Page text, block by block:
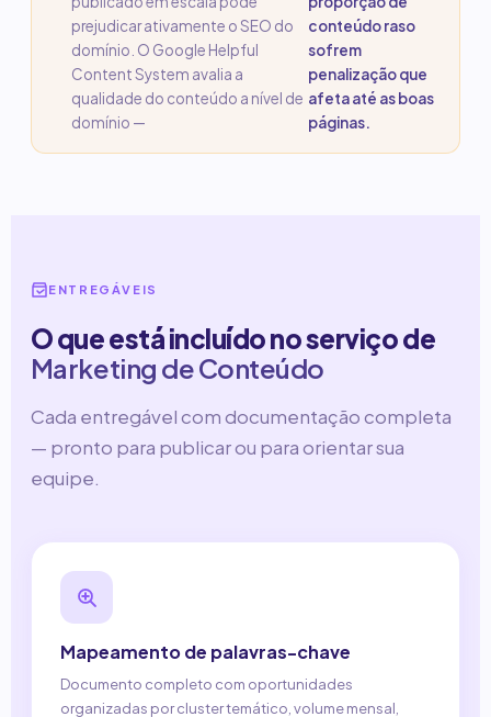
prejudicar ativamente o SEO do
domínio. O Google Helpful
Content System avalia a
qualidade do conteúdo a nível de
domínio —
conteúdo raso
sofrem
penalização que
afeta até as boas
páginas.
ENTREGÁVEIS
O que está incluído no serviço de
Marketing de Conteúdo
Cada entregável com documentação completa
— pronto para publicar ou para orientar sua
equipe.
Mapeamento de palavras-chave
Documento completo com oportunidades
organizadas por cluster temático, volume mensal,